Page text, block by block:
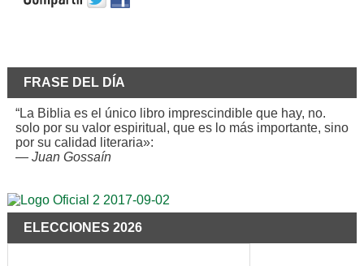
FRASE DEL DÍA
“La Biblia es el único libro imprescindible que hay, no.
solo por su valor espiritual, que es lo más importante, sino
por su calidad literaria»:
— Juan Gossaín
ELECCIONES 2026